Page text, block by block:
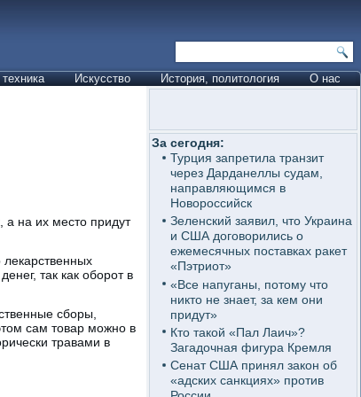
Искусство История, политология О нас
а на их место придут
лекарственных
так как оборот в
сборы,
сам товар можно в
травами в
За сегодня:
Турция запретила транзит
через Дарданеллы судам,
направляющимся в
Новороссийск
Зеленский заявил, что Украина
и США договорились о
ежемесячных поставках ракет
«Пэтриот»
«Все напуганы, потому что
никто не знает, за кем они
придут»
Кто такой «Пал Лаич»?
Загадочная фигура Кремля
Сенат США принял закон об
«адских санкциях» против